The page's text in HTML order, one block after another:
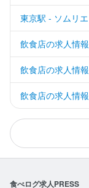
東京駅 - ソムリエ
飲食店の求人情
飲食店の求人情
飲食店の求人情
食べログ求人PRESS